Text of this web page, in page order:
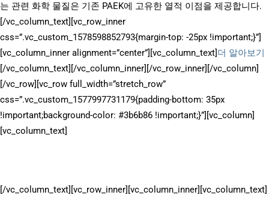
는 관련 화학 물질은 기존 PAEK에 고유한 열적 이점을 제공합니다.
[/vc_column_text][vc_row_inner
css=”.vc_custom_1578598852793{margin-top: -25px !important;}”]
[vc_column_inner alignment=”center”][vc_column_text]더 알아보기
[/vc_column_text][/vc_column_inner][/vc_row_inner][/vc_column]
[/vc_row][vc_row full_width=”stretch_row”
css=”.vc_custom_1577997731179{padding-bottom: 35px
!important;background-color: #3b6b86 !important;}”][vc_column]
[vc_column_text]
[/vc_column_text][vc_row_inner][vc_column_inner][vc_column_text]